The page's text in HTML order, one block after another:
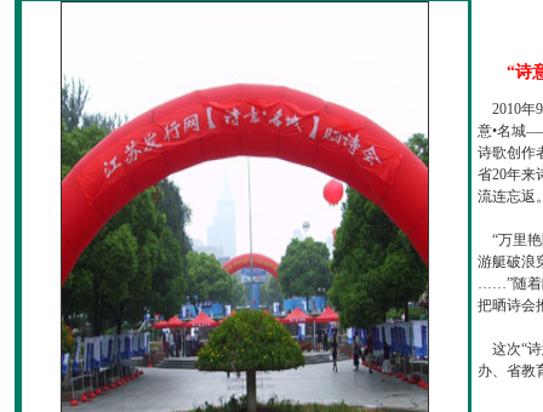
“诗
2010年
意•名城
诗歌创作
省20年来
流连忘返
“万里艳
游艇破浪
……”随着
把晒诗会
这次“诗
办、省教